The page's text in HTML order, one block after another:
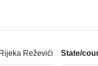
Rijeka Reževići State/